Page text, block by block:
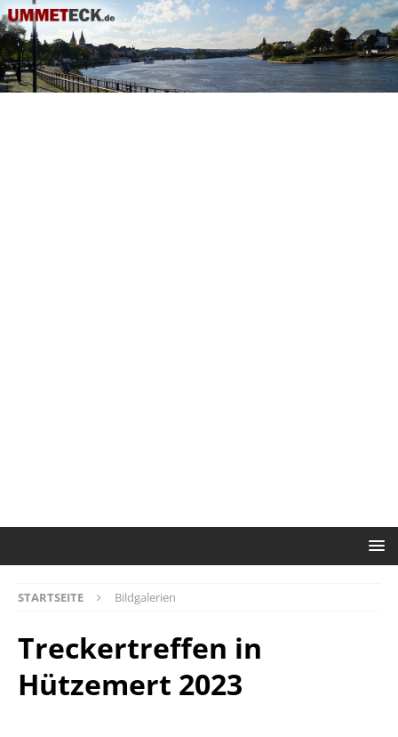
STARTSEITE Bildgalerien
Treckertreffen in
Hützemert 2023